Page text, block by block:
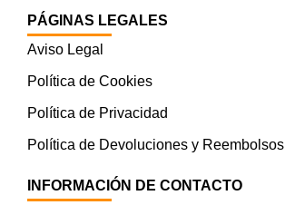
PÁGINAS LEGALES
Aviso Legal
Política de Cookies
Política de Privacidad
Política de Devoluciones y Reembolsos
INFORMACIÓN DE CONTACTO